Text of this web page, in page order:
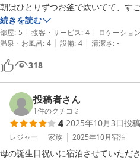
朝はひとりずつお釜で炊いてて、す
干し大根等の小鉢の量はもう少し少
に手すりがなくてちょっと危ないと
続きを読む
部屋: 5 | 接客・サービス: 4 | ロケーション
温泉・お風呂: 4 | 設備: 4 | 清潔さ: -
318
投稿者さん
1件のクチコミ
4 2025年10月3日投稿
レジャー 家族 2025年10月宿泊
母の誕生日祝いに宿泊させていただき